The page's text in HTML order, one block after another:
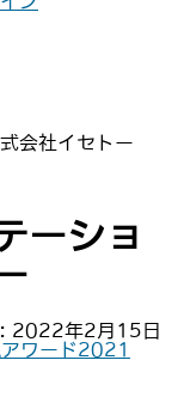
会社イセトー
ーショ
: 2022年2月15日
ワード2021